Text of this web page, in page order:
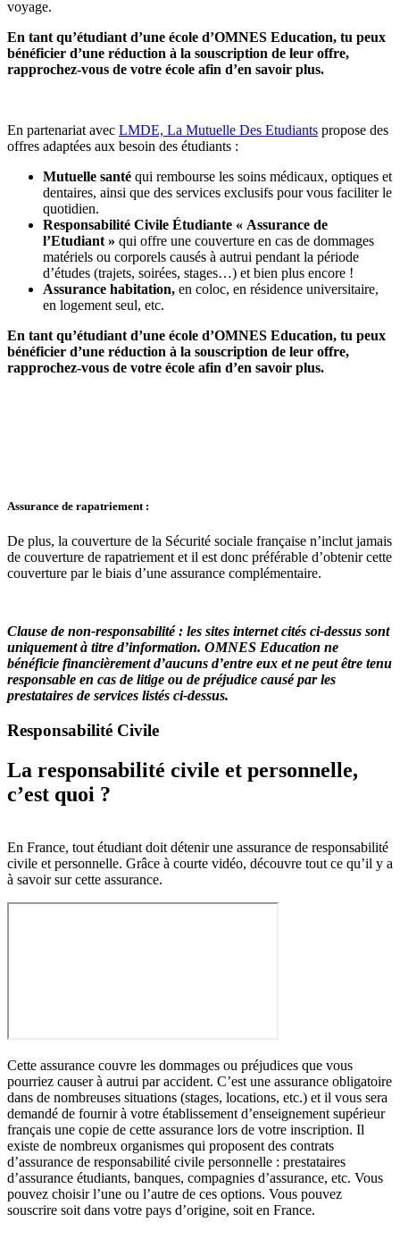
voyage.
En tant qu’étudiant d’une école d’OMNES Education, tu peux
bénéficier d’une réduction à la souscription de leur offre,
rapprochez-vous de votre école afin d’en savoir plus.
En partenariat avec LMDE, La Mutuelle Des Etudiants propose des
offres adaptées aux besoin des étudiants :
Mutuelle santé qui rembourse les soins médicaux, optiques et
dentaires, ainsi que des services exclusifs pour vous faciliter le
quotidien.
Responsabilité Civile Étudiante « Assurance de
l’Etudiant » qui offre une couverture en cas de dommages
matériels ou corporels causés à autrui pendant la période
d’études (trajets, soirées, stages…) et bien plus encore !
Assurance habitation, en coloc, en résidence universitaire,
en logement seul, etc.
En tant qu’étudiant d’une école d’OMNES Education, tu peux
bénéficier d’une réduction à la souscription de leur offre,
rapprochez-vous de votre école afin d’en savoir plus.
Assurance de rapatriement :
De plus, la couverture de la Sécurité sociale française n’inclut jamais
de couverture de rapatriement et il est donc préférable d’obtenir cette
couverture par le biais d’une assurance complémentaire.
Clause de non-responsabilité : les sites internet cités ci-dessus sont
uniquement à titre d’information. OMNES Education ne
bénéficie financièrement d’aucuns d’entre eux et ne peut être tenu
responsable en cas de litige ou de préjudice causé par les
prestataires de services listés ci-dessus.
Responsabilité Civile
La responsabilité civile et personnelle,
c’est quoi ?
En France, tout étudiant doit détenir une assurance de responsabilité
civile et personnelle. Grâce à courte vidéo, découvre tout ce qu’il y a
à savoir sur cette assurance.
Cette assurance couvre les dommages ou préjudices que vous
pourriez causer à autrui par accident. C’est une assurance obligatoire
dans de nombreuses situations (stages, locations, etc.) et il vous sera
demandé de fournir à votre établissement d’enseignement supérieur
français une copie de cette assurance lors de votre inscription. Il
existe de nombreux organismes qui proposent des contrats
d’assurance de responsabilité civile personnelle : prestataires
d’assurance étudiants, banques, compagnies d’assurance, etc. Vous
pouvez choisir l’une ou l’autre de ces options. Vous pouvez
souscrire soit dans votre pays d’origine, soit en France.